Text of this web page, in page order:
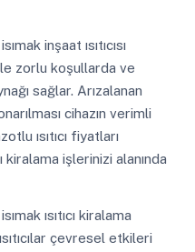
inşaat ısıtıcısı
zorlu koşullarda ve
sağlar. Arızalanan
cihazın verimli
ısıtıcı fiyatları
kiralama işlerinizi alanında
ısıtıcı kiralama
çevresel etkileri